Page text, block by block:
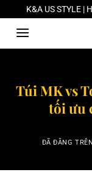
Chuyển
đến
dung
K&A US STYLE |
Túi MK vs
tối ưu
ĐÃ ĐĂNG TRÊN